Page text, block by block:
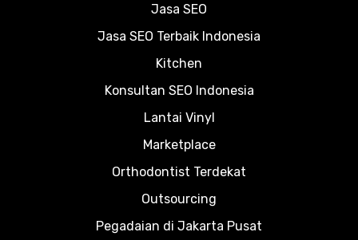
Jasa SEO
Jasa SEO Terbaik Indonesia
Kitchen
Konsultan SEO Indonesia
Lantai Vinyl
Marketplace
Orthodontist Terdekat
Outsourcing
Pegadaian di Jakarta Pusat